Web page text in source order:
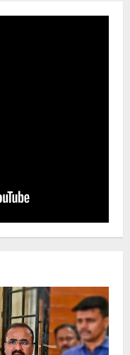
ಇಲ್ಲಿದೆ